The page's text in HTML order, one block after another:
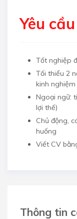
Yêu cầu
Tốt nghiệp
Tối thiểu 2
kinh
Ngoại ngữ:
lợi thế)
Chủ động,
huống
Viết CV
Thông tin